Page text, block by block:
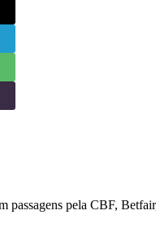
passagens pela CBF,